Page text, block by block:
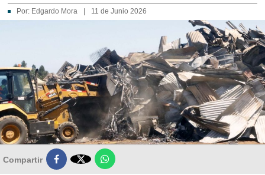
Por: Edgardo Mora 11 de Junio 2026
Compartir 